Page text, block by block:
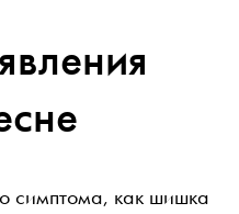
симптома, как шишка